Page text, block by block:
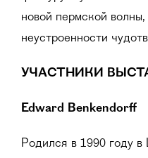
новой пермской
неустроенности
УЧАСТНИКИ
Edward Benkendorff
Родился в 1990 году в